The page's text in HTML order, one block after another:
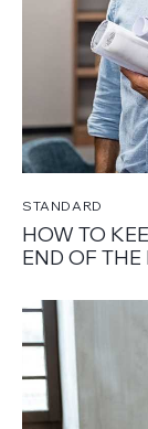
STANDARD
HOW TO
END OF